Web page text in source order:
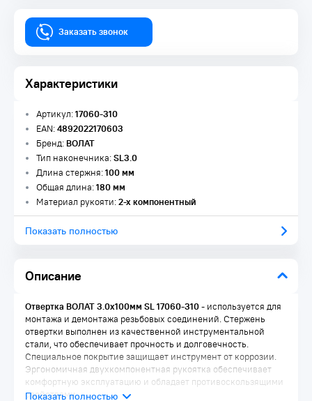
Заказать звонок
Характеристики
Описание
Артикул:17060-310
EAN:4892022170603
Бренд:ВОЛАТ
Тип наконечника:SL3.0
Длина стержня:100 мм
Общая длина:180 мм
Материал рукояти:2-х компонентный
Показать полностью
Отвертка ВОЛАТ 3.0х100мм SL 17060-310- используется для
монтажа и демонтажа резьбовых соединений. Стержень
отвертки выполнен из качественной инструментальной
стали, что обеспечивает прочность и долговечность.
Специальное покрытие защищает инструмент от коррозии.
Эргономичная двухкомпонентная рукоятка обеспечивает
комфортную эксплуатацию и обладает противоскользящими
свойствами.